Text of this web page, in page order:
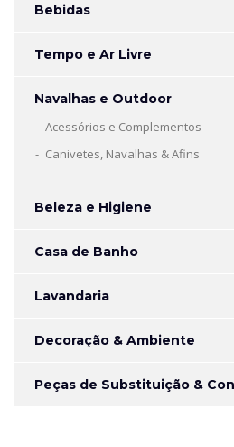
Bebidas
Tempo e Ar Livre
Navalhas e Outdoor
Acessórios e Complementos
Canivetes, Navalhas & Afins
Beleza e Higiene
Casa de Banho
Lavandaria
Decoração & Ambiente
Peças de Substituição &